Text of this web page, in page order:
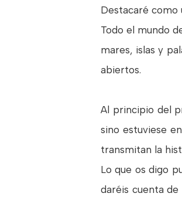
Destacaré como
Todo el mundo
mares, islas y
abiertos.
Al principio del
sino estuviese
transmitan la
Lo que os digo
daréis cuenta